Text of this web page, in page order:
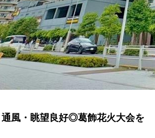
通風・眺望良好◎葛飾花火大会を